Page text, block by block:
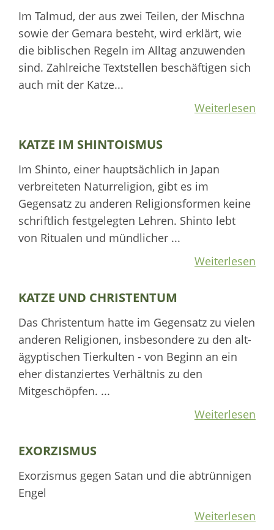
Im Talmud, der aus zwei Teilen, der Mischna
sowie der Gemara besteht, wird erklärt, wie
die biblischen Regeln im Alltag anzuwenden
sind. Zahlreiche Textstellen beschäftigen sich
auch mit der Katze...
Weiterlesen
KATZE IM SHINTOISMUS
Im Shinto, einer hauptsächlich in Japan
verbreiteten Naturreligion, gibt es im
Gegensatz zu anderen Religionsformen keine
schriftlich festgelegten Lehren. Shinto lebt
von Ritualen und mündlicher ...
Weiterlesen
KATZE UND CHRISTENTUM
Das Christentum hatte im Gegensatz zu vielen
anderen Religionen, insbesondere zu den alt-
ägyptischen Tierkulten - von Beginn an ein
eher distanziertes Verhältnis zu den
Mitgeschöpfen. ...
Weiterlesen
EXORZISMUS
Exorzismus gegen Satan und die abtrünnigen
Engel
Weiterlesen